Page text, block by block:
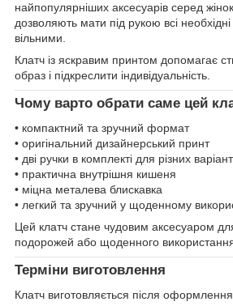
найпопулярніших аксесуарів серед
дозволяють мати під рукою всі
вільними.
Клатч із яскравим принтом допомагає
образ і підкреслити індивідуальність.
Чому варто обрати саме цей
• компактний та зручний формат
• оригінальний дизайнерський принт
• дві ручки в комплекті для різних
• практична внутрішня кишеня
• міцна металева блискавка
• легкий та зручний у щоденному
Цей клатч стане чудовим аксесуаром
подорожей або щоденного
Терміни виготовлення
Клатч виготовляється після